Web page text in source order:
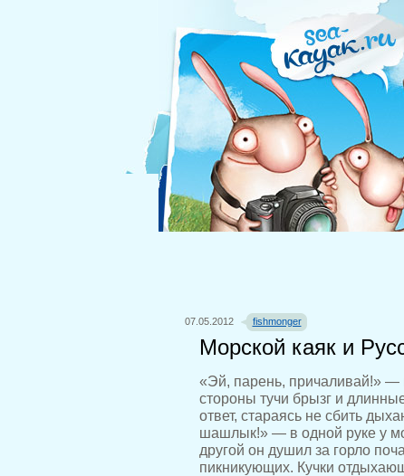
07.05.2012 fishmonger
Морской каяк и
«Эй, парень, причаливай!» —
стороны тучи брызг и
ответ, стараясь не сбить
шашлык!» — в одной руке у
другой он душил за горло
пикникующих. Кучки